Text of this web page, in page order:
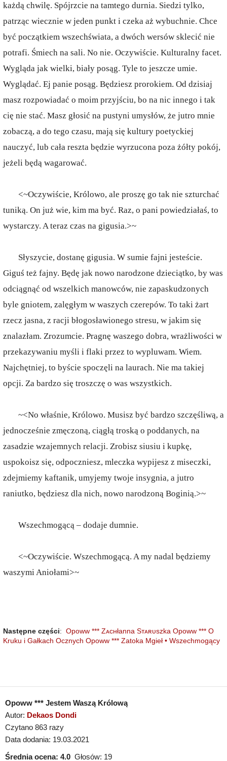
każdą chwilę. Spójrzcie na tamtego durnia. Siedzi tylko,
patrząc wiecznie w jeden punkt i czeka aż wybuchnie. Chce
być początkiem wszechświata, a dwóch wersów sklecić nie
potrafi. Śmiech na sali. No nie. Oczywiście. Kulturalny facet.
Wygląda jak wielki, biały posąg. Tyle to jeszcze umie.
Wyglądać. Ej panie posąg. Będziesz prorokiem. Od dzisiaj
masz rozpowiadać o moim przyjściu, bo na nic innego i tak
cię nie stać. Masz głosić na pustyni umysłów, że jutro mnie
zobaczą, a do tego czasu, mają się kultury poetyckiej
nauczyć, lub cała reszta będzie wyrzucona poza żółty pokój,
jeżeli będą wagarować.
<~Oczywiście, Królowo, ale proszę go tak nie szturchać
tuniką. On już wie, kim ma być. Raz, o pani powiedziałaś, to
wystarczy. A teraz czas na gigusia.>~
Słyszycie, dostanę gigusia. W sumie fajni jesteście.
Giguś też fajny. Będę jak nowo narodzone dzieciątko, by was
odciągnąć od wszelkich manowców, nie zapaskudzonych
byle gniotem, zalęgłym w waszych czerepów. To taki żart
rzecz jasna, z racji błogosławionego stresu, w jakim się
znalazłam. Zrozumcie. Pragnę waszego dobra, wrażliwości w
przekazywaniu myśli i flaki przez to wypluwam. Wiem.
Najchętniej, to byście spoczęli na laurach. Nie ma takiej
opcji. Za bardzo się troszczę o was wszystkich.
~<No właśnie, Królowo. Musisz być bardzo szczęśliwą, a
jednocześnie zmęczoną, ciągłą troską o poddanych, na
zasadzie wzajemnych relacji. Zrobisz siusiu i kupkę,
uspokoisz się, odpoczniesz, mleczka wypijesz z miseczki,
zdejmiemy kaftanik, umyjemy twoje insygnia, a jutro
raniutko, będziesz dla nich, nowo narodzoną Boginią.>~
Wszechmogącą – dodaje dumnie.
<~Oczywiście. Wszechmogącą. A my nadal będziemy
waszymi Aniołami>~
Następne części: Opoww *** Zᴀᴄʜłanna Sᴛᴀʀᴜszka Opoww *** O
Kruku i Gałkach Ocznych Opoww *** Zatoka Mgieł • Wszechmogący
Opoww *** Jestem Waszą Królową
Autor: Dekaos Dondi
Czytano 863 razy
Data dodania: 19.03.2021
Średnia ocena: 4.0 Głosów: 19